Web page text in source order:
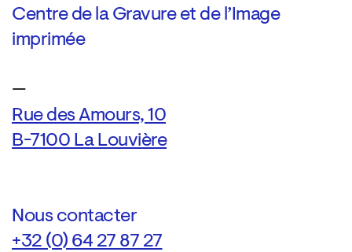
Centre de la Gravure et de l’Image
imprimée
—
Rue des Amours, 10
B-7100 La Louvière
Nous contacter
+32 (0) 64 27 87 27